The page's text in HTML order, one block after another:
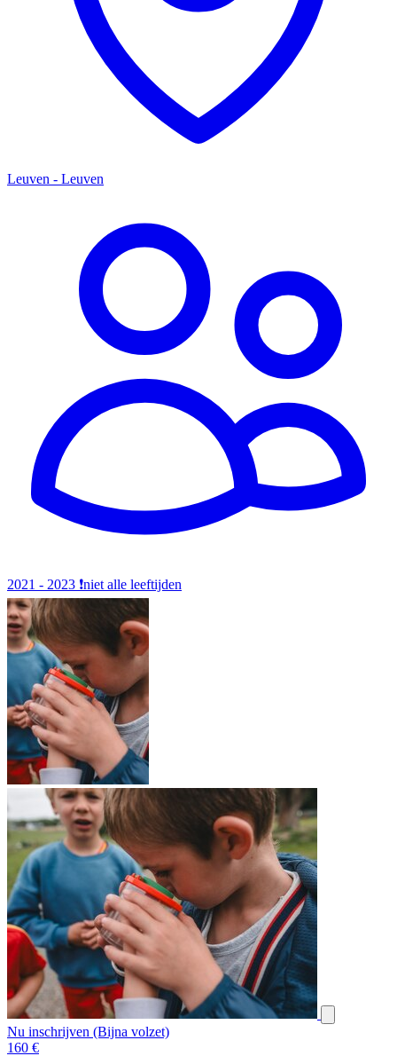
Leuven - Leuven
2021 - 2023 ❗️niet alle leeftijden
Nu inschrijven (Bijna volzet)
160 €